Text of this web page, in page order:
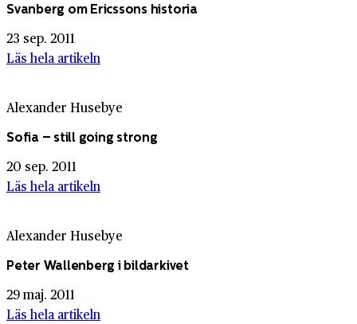
Svanberg om Ericssons historia
23 sep. 2011
Läs hela artikeln
Alexander Husebye
Sofia – still going strong
20 sep. 2011
Läs hela artikeln
Alexander Husebye
Peter Wallenberg i bildarkivet
29 maj. 2011
Läs hela artikeln